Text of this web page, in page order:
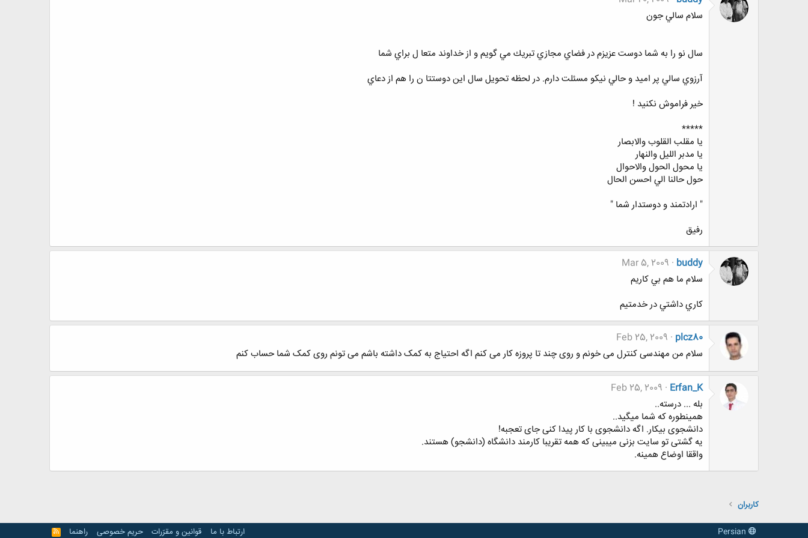
سلام سالي جون
سال نو را به شما دوست عزيزم در فضاي مجازي تبريك مي گويم و از خداوند متعا ل براي شما
آرزوي سالي پر اميد و حالي نيكو مسئلت دارم. در لحظه تحويل سال اين دوستتا ن را هم از دعاي
خير فراموش نكنيد !
*****
يا مقلب القلوب والابصار
يا مدبر الليل والنهار
يا محول الحول والاحوال
حول حالنا الي احسن الحال
" ارادتمند و دوستدار شما "
رفيق
buddy
Mar 5, 2009
سلام ما هم بي كاريم
كاري داشتي در خدمتيم
plcz80
Feb 25, 2009
سلام من مهندسی کنترل می خونم و روی چند تا پروزه کار می کنم اگه احتیاج به کمک داشته باشم می تونم روی کمک شما حساب کنم
Erfan_K
Feb 25, 2009
بله ... درسته..
همینطوره که شما میگید..
دانشجوی بیکار. اگه دانشجوی با کار پیدا کنی جای تعجبه!
یه گشتی تو سایت بزنی میبینی که همه تقریبا کارمند دانشگاه (دانشجو) هستند.
واققا اوضاع همینه.
کاربران
ارتباط با ما قوانین و مقرّرات حریم خصوصی راهنما
R